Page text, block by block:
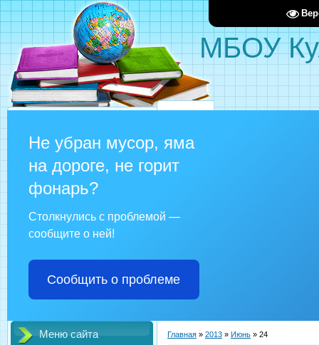
МБОУ
Не убран мусор, яма
на дороге, не горит
фонарь?
Столкнулись с проблемой —
сообщите о ней!
Сообщить о проблеме
Меню сайта Главная » 2013 » Июнь » 24